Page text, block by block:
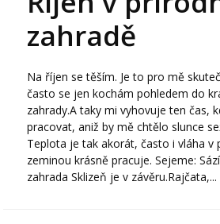
zahradě
Na říjen se těším. Je to pro mě
často se jen kochám pohledem do
zahrady.A taky mi vyhovuje ten čas,
pracovat, aniž by mě chtělo slunce
Teplota je tak akorát, často i vláha v
zeminou krásně pracuje. Sejeme:
zahrada Sklizeň je v závěru.Rajčata,...